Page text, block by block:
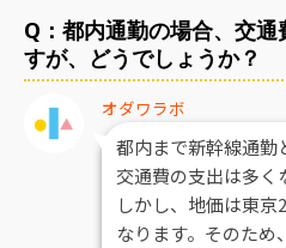
Q：都内通勤の場合、交
すが、どうでしょうか？
オダワラボ
都内まで新幹線通勤
交通費の支出は多く
しかし、地価は東
なります。そのた